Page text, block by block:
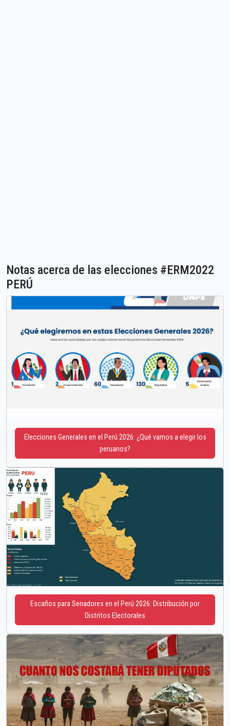
Notas acerca de las elecciones #ERM2022
PERÚ
Elecciones Generales en el Perú 2026: ¿Qué vamos a elegir los
peruanos?
Escaños para Senadores en el Perú 2026: Distribución por
Distritos Electorales